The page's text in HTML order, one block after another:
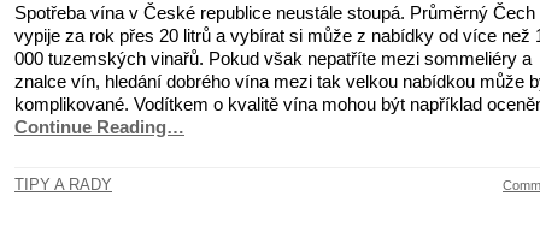
Spotřeba vína v České republice neustále stoupá. Průměrný Čech
vypije za rok přes 20 litrů a vybírat si může z nabídky od více než
000 tuzemských vinařů. Pokud však nepatříte mezi sommeliéry a
znalce vín, hledání dobrého vína mezi tak velkou nabídkou může
komplikované. Vodítkem o kvalitě vína mohou být například
Continue Reading…
TIPY A RADY